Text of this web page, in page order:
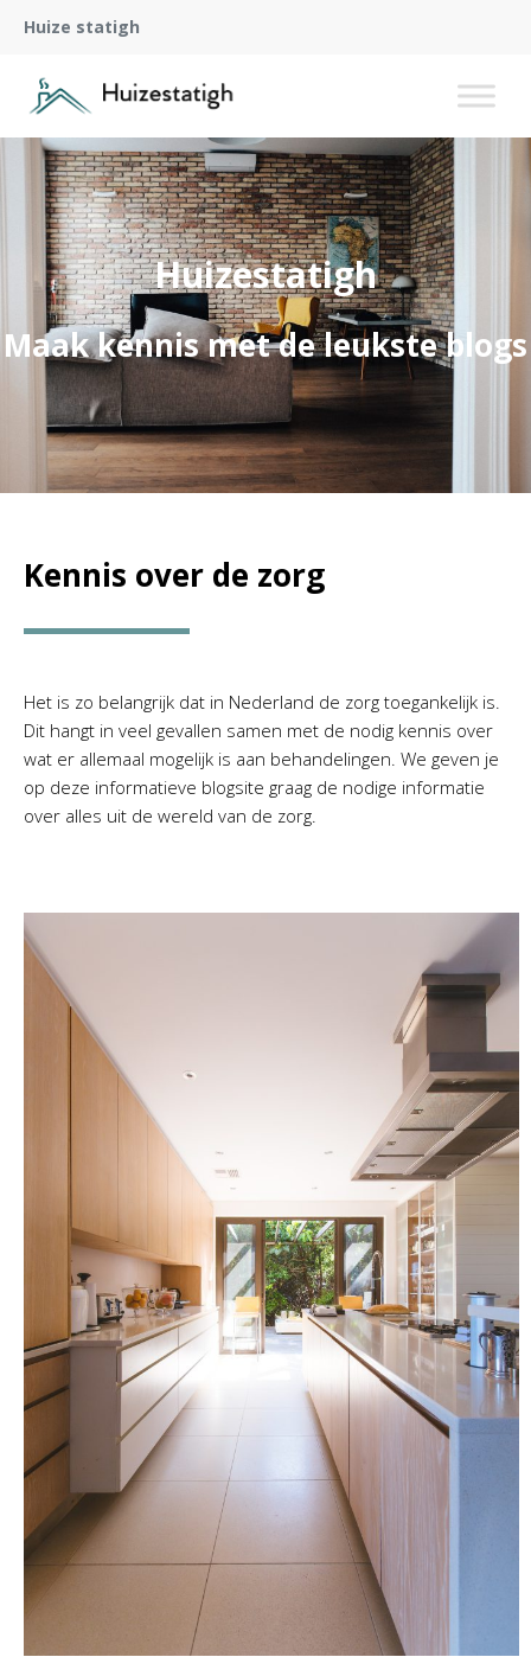
Huize statigh
Huizestatigh
Maak kennis met de leukste blogs
Kennis over de zorg
Het is zo belangrijk dat in Nederland de zorg toegankelijk is.
Dit hangt in veel gevallen samen met de nodig kennis over
wat er allemaal mogelijk is aan behandelingen. We geven je
op deze informatieve blogsite graag de nodige informatie
over alles uit de wereld van de zorg.